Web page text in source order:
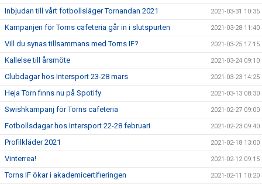
Inbjudan till vårt fotbollsläger Tornandan 2021 2021-03-31 10:35
Kampanjen för Torns cafeteria går in i slutspurten 2021-03-28 11:40
Vill du synas tillsammans med Torns IF? 2021-03-25 17:15
Kallelse till årsmöte 2021-03-24 09:10
Clubdagar hos Intersport 23-28 mars 2021-03-23 14:25
Heja Torn finns nu på Spotify 2021-03-13 08:30
Swishkampanj för Torns cafeteria 2021-02-27 09:00
Fotbollsdagar hos Intersport 22-28 februari 2021-02-23 09:40
Profilkläder 2021 2021-02-18 13:00
Vinterrea! 2021-02-12 09:15
Torns IF ökar i akademicertifieringen 2021-02-11 10:20